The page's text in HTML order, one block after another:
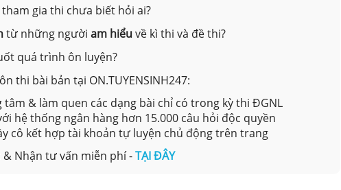
gia thi chưa biết hỏi ai?
từ những người am hiểuvề kì thi và đề thi?
quá trình ôn luyện?
thi bài bản tại ON.TUYENSINH247:
& làm quen các dạng bài chỉ có trong kỳ thi ĐGNL
hệ thống ngân hàng hơn 15.000 câu hỏi độc quyền
cô kết hợp tài khoản tự luyện chủ động trên trang
Nhận tư vấn miễn phí -TẠI ĐÂY